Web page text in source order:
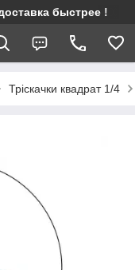
быстрее !
Тріскачки квадрат 1/4